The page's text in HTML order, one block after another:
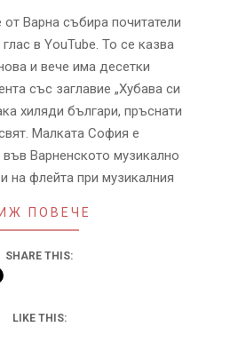
Варна събира почитатели
в YouTube. То се казва
и вече има десетки
със заглавие „Хубава си
хиляди българи, пръснати
Малката София е
Варненското музикално
на флейта при музикалния
ПОВЕЧЕ
SHARE THIS:
LIKE THIS: